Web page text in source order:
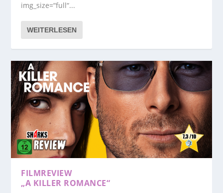
img_size=“full“...
WEITERLESEN
FILMREVIEW
„A KILLER ROMANCE“